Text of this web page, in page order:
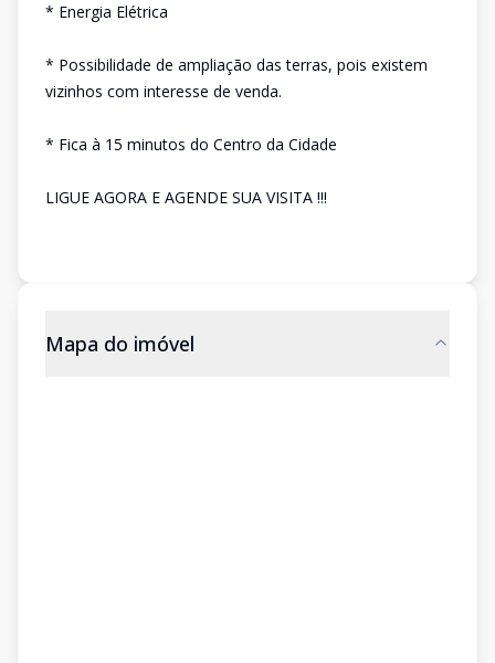
* Energia Elétrica
* Possibilidade de ampliação das terras, pois existem
vizinhos com interesse de venda.
* Fica à 15 minutos do Centro da Cidade
LIGUE AGORA E AGENDE SUA VISITA !!!
Mapa do imóvel